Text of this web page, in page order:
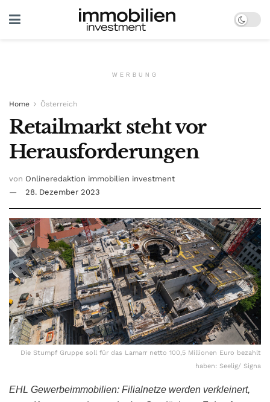
WERBUNG
Home Österreich
Retailmarkt steht vor
Herausforderungen
von Onlineredaktion immobilien investment
28. Dezember 2023
Die Stumpf Gruppe soll für das Lamarr netto 100,5 Millionen Euro bezahlt
haben: Seelig/ Signa
EHL Gewerbeimmobilien: Filialnetze werden verkleinert,